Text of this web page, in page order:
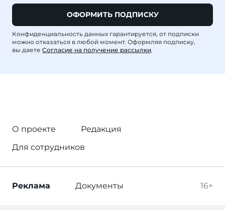
ОФОРМИТЬ ПОДПИСКУ
Конфиденциальность данных гарантируется, от подписки
можно отказаться в любой момент. Оформляя подписку,
вы даете Согласие на получение рассылки.
О проекте
Редакция
Для сотрудников
16+
Реклама Документы